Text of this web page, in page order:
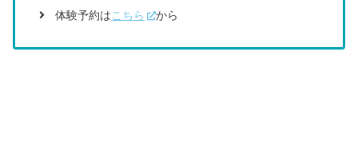
体験予約はこちら から